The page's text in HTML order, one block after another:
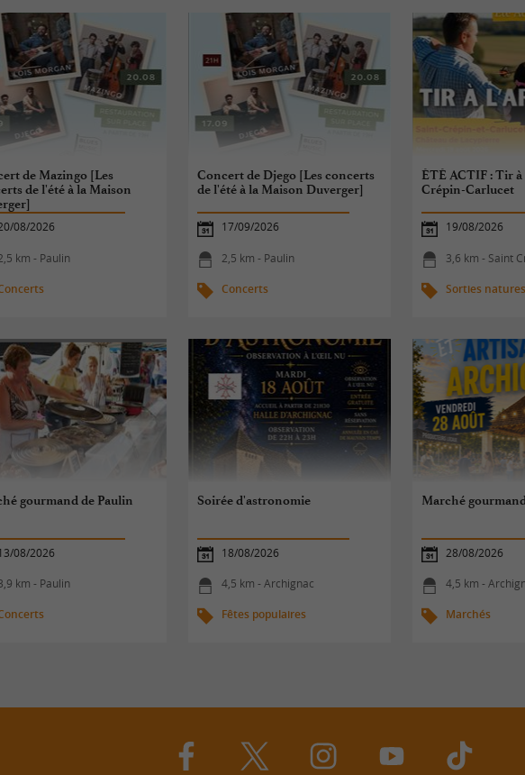
de Mazingo [Les
de l'été à la Maison
08/2026
km - Paulin
Concert de Djego [Les concerts
de l'été à la Maison Duverger]
17/09/2026
2,5 km - Paulin
Concerts
ÉTÉ ACTIF : Tir
Crépin-Carlucet
19/08/2026
3,6 km - Saint
Sorties natures
gourmand de Paulin
08/2026
km - Paulin
Soirée d'astronomie
18/08/2026
4,5 km - Archignac
Fêtes populaires
Marché
28/08/2026
4,5 km -
Marchés